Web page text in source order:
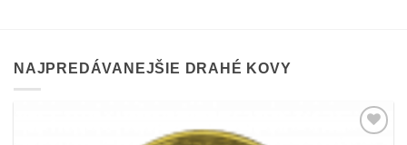
NAJPREDÁVANEJŠIE DRAHÉ KOVY